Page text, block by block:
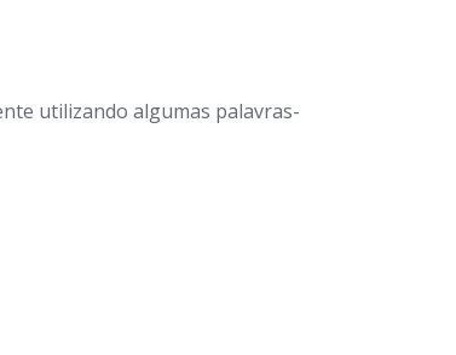
utilizando algumas palavras-